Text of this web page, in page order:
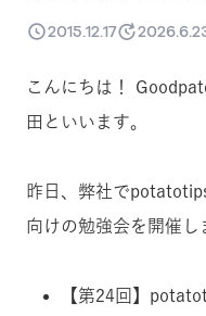
2015.12.17
こんにちは！
田といいます。
昨日、弊社で
向けの勉強会を開催し
【第24回】